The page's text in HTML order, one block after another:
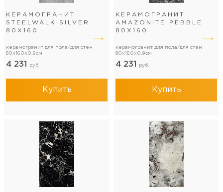
КЕРАМОГРАНИТ
STEELWALK SILVER
80Х160
керамогранит для пола/для стен
80x160x0.9см
4 231 руб.
Купить
КЕРАМОГРАНИТ
AMAZONITE PEBBLE
80Х160
керамогранит для пола/для стен
80x160x0.9см
4 231 руб.
Купить